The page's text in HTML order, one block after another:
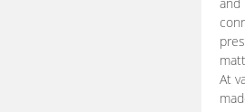
At